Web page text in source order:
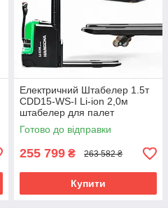
Електричний Штабелер 1.5т
CDD15-WS-I Li-ion 2,0м
штабелер для палет
електричний
Готово до відправки
255 799 ₴ 263 582 ₴
Купити